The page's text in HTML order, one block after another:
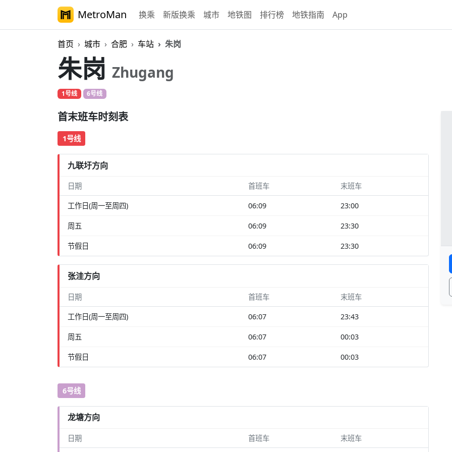
MetroMan 换乘 新版换乘 城市 地铁图 排行榜 地铁指南 App
首页 城市 合肥 车站 朱岗
朱岗 Zhugang
1号线 6号线
首末班车时刻表
1号线
九联圩方向
日期 首班车 末班车
工作日(周一至周四) 06:09 23:00
周五 06:09 23:30
节假日 06:09 23:30
张洼方向
日期 首班车 末班车
工作日(周一至周四) 06:07 23:43
周五 06:07 00:03
节假日 06:07 00:03
6号线
龙塘方向
日期 首班车 末班车